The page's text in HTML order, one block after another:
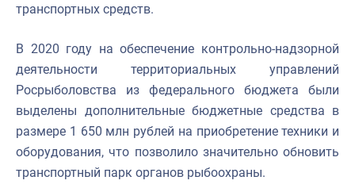
транспортных средств.
В 2020 году на обеспечение контрольно-надзорной
деятельности территориальных управлений
Росрыболовства из федерального бюджета были
выделены дополнительные бюджетные средства в
размере 1 650 млн рублей на приобретение техники и
оборудования, что позволило значительно обновить
транспортный парк органов рыбоохраны.